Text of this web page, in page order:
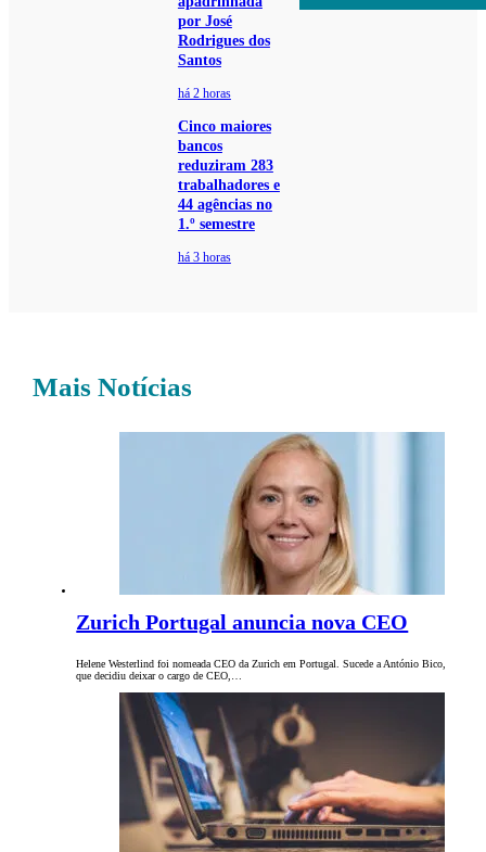
por José
Rodrigues dos
Santos
há 2 horas
Cinco maiores
bancos
reduziram 283
trabalhadores e
44 agências no
1.º semestre
há 3 horas
Mais Notícias
Zurich Portugal anuncia nova CEO
Helene Westerlind foi nomeada CEO da Zurich em Portugal. Sucede a António Bico,
que decidiu deixar o cargo de CEO,…